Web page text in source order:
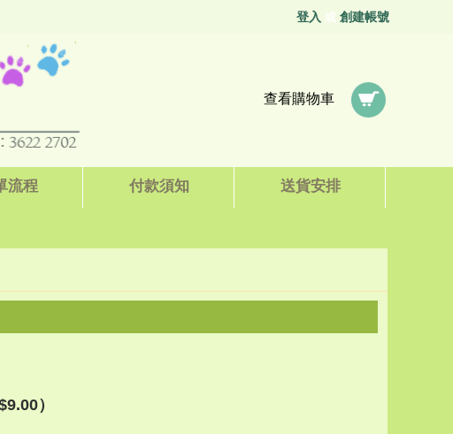
登入 或 創建帳號
查看購物車
流程 付款須知 送貨安排
）